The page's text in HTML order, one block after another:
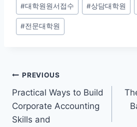
Tags:
#대학원원서접수 #상담대학원
#전문대학원
Post
navigation
PREVIOUS
Practical Ways to Build
Corporate Accounting
Skills and